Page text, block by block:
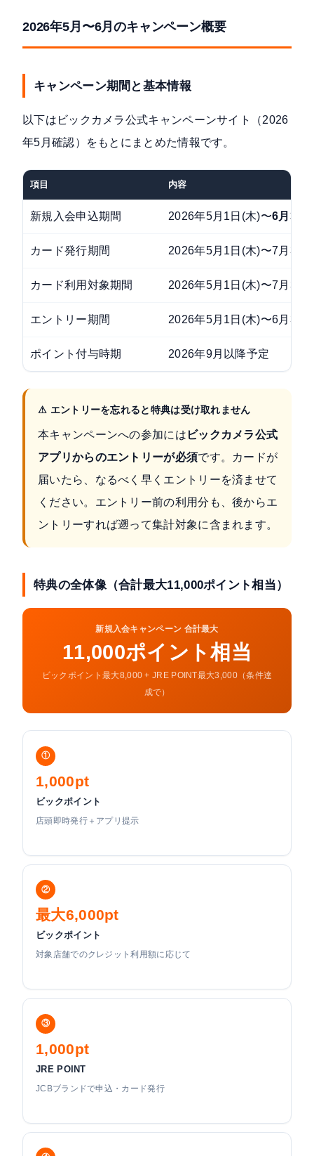
2026年5月〜6月のキャンペーン概要
キャンペーン期間と基本情報
以下は ビックカメラ公式キャンペーンサイト
（2026
年5月確認）をもとにまとめた情報です。
項目 内容
新規入会申込期間 2026年5月1日(木)〜6月30
カード発行期間 2026年5月1日(木)〜7月31
カード利用対象期間 2026年5月1日(木)〜7月31
エントリー期間 2026年5月1日(木)〜6月30
ポイント付与時期 2026年9月以降予定
⚠ エントリーを忘れると特典は受け取れません
本キャンペーンへの参加には ビックカメラ公式
アプリからのエントリーが必須です。カードが
届いたら、なるべく早くエントリーを済ませて
ください。エントリー前の利用分も、後からエ
ントリーすれば遡って集計対象に含まれます。
特典の全体像（合計最大11,000ポイント相当）
新規入会キャンペーン 合計最大
11,000ポイント相当
ビックポイント最大8,000 + JRE POINT最大3,000（条件達
成で）
①
1,000pt
ビックポイント
店頭即時発行＋アプリ提示
②
最大6,000pt
ビックポイント
対象店舗でのクレジット利用額に応じて
③
1,000pt
JRE POINT
JCBブランドで申込・カード発行